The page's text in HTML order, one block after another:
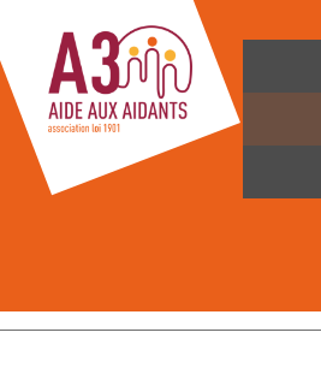
Panneau de gestion des cookies